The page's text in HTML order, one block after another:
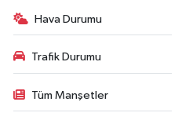
Hava Durumu
Trafik Durumu
Tüm Manşetler